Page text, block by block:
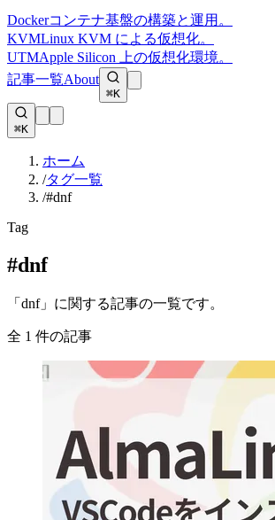
Dockerコンテナ基盤の構築と運用。
KVMLinux KVM による仮想化。
UTMApple Silicon 上の仮想化環境。
記事一覧About
⌘K
⌘K
ホーム
/タグ一覧
/#dnf
Tag
#dnf
「dnf」に関する記事の一覧です。
全 1 件の記事